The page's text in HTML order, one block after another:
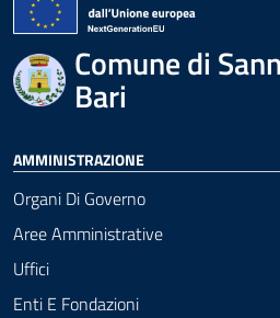
Comune di
Bari
AMMINISTRAZIONE
Organi Di Governo
Aree Amministrative
Uffici
Enti E Fondazioni